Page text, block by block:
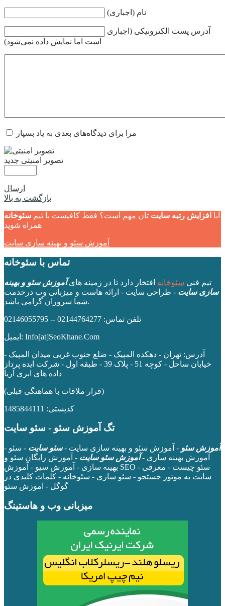
نام (اجباری)
آدرس پست الکترونیکی (اجباری
است اما نمایش داده نمی‌شود)
مرا برای دیدگاه‌های بعدی به یاد بسپار
تصویر امنیتی جدید
ارسال
بازگشت به بالا
آیا افزایش رتبه سایت تان مهم است؟ فقط کافیست با تیم سئوخانه
همراه شوید
آموزش سئو و بهینه سازی سایت
تماس با سئوخانه
تیم فنی سئوخانه افتخار دارد تا در زمینه هایآموزش سئو و بهینه
سازی سایت - طراحی سایت - ارائه هاست و میزبانی وب درخدمت
شما سروران گرامی باشد.
تلفن تماس: 02144764277 -- 02146055795
ایمیل: Info[at]SeoKhane.Com
آدرس: تهران - دهکده المپیک - ضلع جنوب غربی میدان المپیک -
خیابان ساحل - کوچه 51 - پلاک 39 - طبقه اول
- شرکت ایده پرداز
داده های ابری آریا
(قرار ملاقات با هماهنگی قبلی)
کدپستی: 1485844111
تگ آموزش سئو - سئو سایت
آموزش سئو - آموزش سئو و بهینه سازی سایت -سئو سایت - سئو -
آموزش بهینه سازی -آموزش سئو سایت - آموزش رایگان سئو و
بهینه سازی - آموزش سیو - آموزش SEO - سئو چیست - معرفی
سایت به موتور جستجو - سئو سازی - سئوخانه - کلمات کلیدی در
گوگل - اموزش سئو
میزبانی وب و هاستینگ